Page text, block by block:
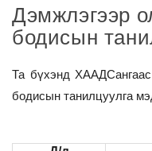
Дэмжлэгээр
бодисын
Та бүхэнд
бодисын танилцуулга